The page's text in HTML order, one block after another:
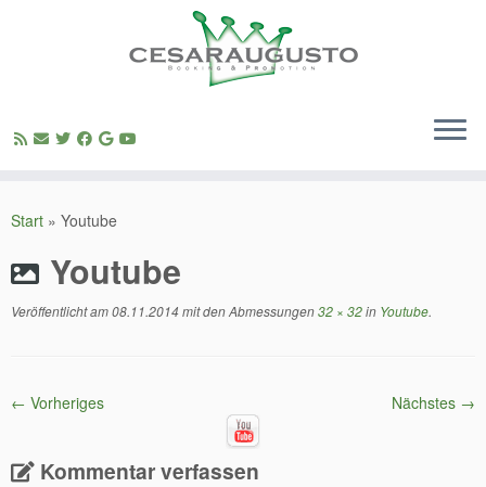
Inhalt
Start » Youtube
Youtube
Veröffentlicht am08.11.2014mit den Abmessungen32 × 32in Youtube.
← Vorheriges Nächstes →
Kommentar verfassen